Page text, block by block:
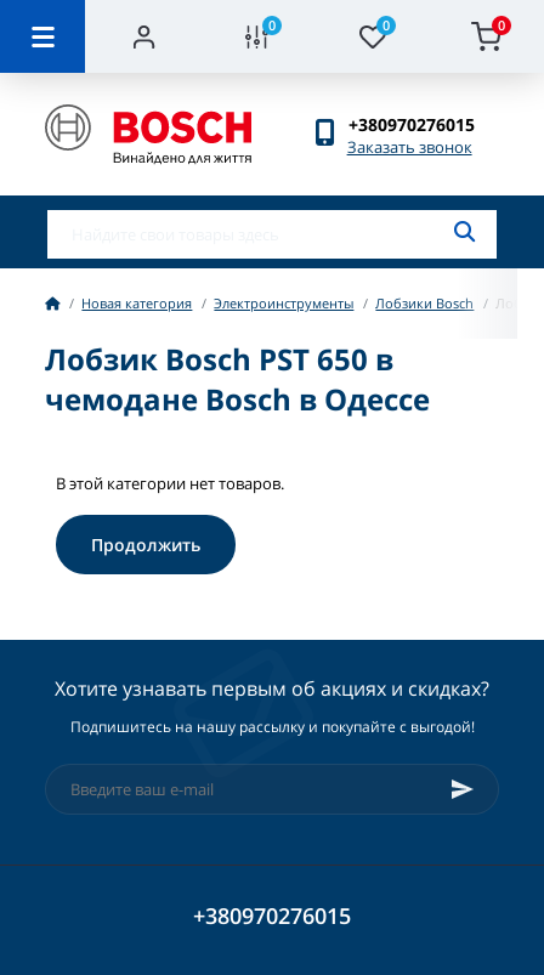
0 0 0
+380970276015
Заказать звонок
Новая категория Электроинструменты Лобзики Bosch
Лобзик Bosch PST 650 в
чемодане Bosch в Одессе
В этой категории нет товаров.
Продолжить
Хотите узнавать первым об акциях и скидках?
Подпишитесь на нашу рассылку и покупайте с выгодой!
+380970276015